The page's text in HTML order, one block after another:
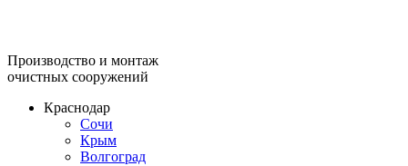
Производство и монтаж
очистных сооружений
Краснодар
Сочи
Крым
Волгоград